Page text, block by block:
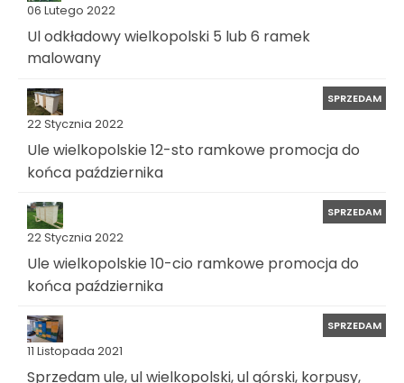
06 Lutego 2022
Ul odkładowy wielkopolski 5 lub 6 ramek
malowany
22 Stycznia 2022
SPRZEDAM
Ule wielkopolskie 12-sto ramkowe promocja do
końca października
22 Stycznia 2022
SPRZEDAM
Ule wielkopolskie 10-cio ramkowe promocja do
końca października
11 Listopada 2021
SPRZEDAM
Sprzedam ule, ul wielkopolski, ul górski, korpusy,